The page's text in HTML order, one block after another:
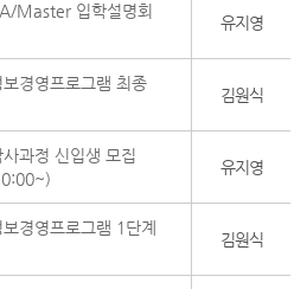
Master 입학설명회
유지영
경영프로그램 최종
김원식
과정 신입생 모집
유지영
경영프로그램 1단계
김원식